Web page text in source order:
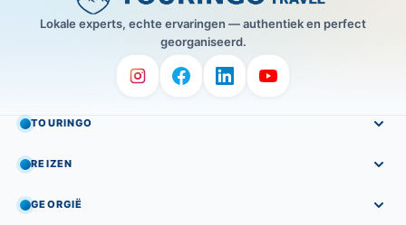
Lokale experts, echte ervaringen — authentiek en perfect
georganiseerd.
TOURINGO
REIZEN
GEORGIË